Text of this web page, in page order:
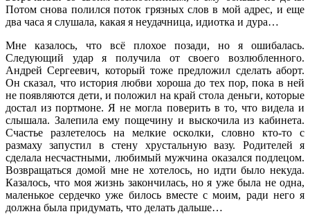
Потом снова полился поток грязных слов в мой адрес, и еще
два часа я слушала, какая я неудачница, идиотка и дура…
Мне казалось, что всё плохое позади, но я ошибалась.
Следующий удар я получила от своего возлюбленного.
Андрей Сергеевич, который тоже предложил сделать аборт.
Он сказал, что история любви хороша до тех пор, пока в ней
не появляются дети, и положил на край стола деньги, которые
достал из портмоне. Я не могла поверить в то, что видела и
слышала. Залепила ему пощечину и выскочила из кабинета.
Счастье разлетелось на мелкие осколки, словно кто-то с
размаху запустил в стену хрустальную вазу. Родителей я
сделала несчастными, любимый мужчина оказался подлецом.
Возвращаться домой мне не хотелось, но идти было некуда.
Казалось, что моя жизнь закончилась, но я уже была не одна,
маленькое сердечко уже билось вместе с моим, ради него я
должна была придумать, что делать дальше…